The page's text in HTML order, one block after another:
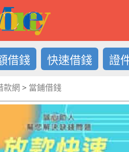
借錢 快速借錢 證
款網 > 當鋪借錢